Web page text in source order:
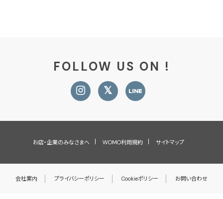
FOLLOW US ON !
お店・企業のみなさまへ WOMO利用規約 サイトマップ
会社案内 プライバシーポリシー Cookieポリシー お問い合わせ